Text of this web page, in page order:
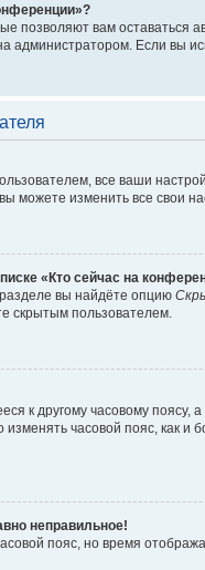
позволяют вам оставаться
администратором. Если вы
все ваши
вы можете изменить все свои
«Кто сейчас на
вы найдёте опцию
скрытым пользователем.
к другому часовому поясу,
изменять часовой пояс, как
неправильное!
пояс, но время